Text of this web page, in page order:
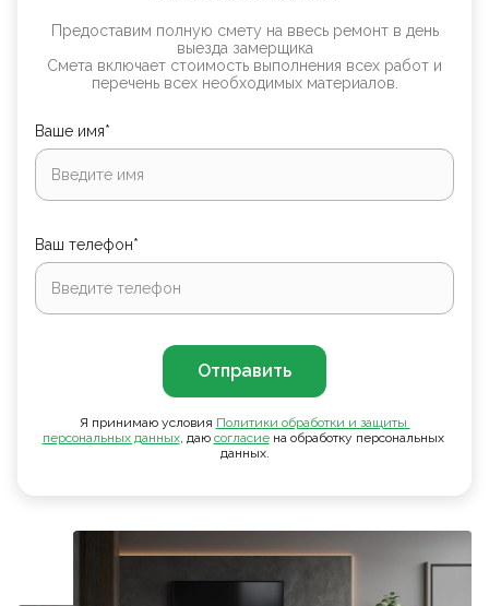
Предоставим полную смету на ввесь ремонт в день
выезда замерщика
Смета включает стоимость выполнения всех работ и
перечень всех необходимых материалов.
Ваше имя*
Ваш телефон*
Отправить
Я принимаю условия Политики обработки и защиты
персональных данных, даю согласие на обработку персональных
данных.